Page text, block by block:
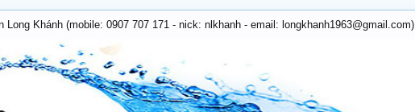
Long Khánh (mobile: 0907 707 171 - nick: nlkhanh - email: longkhanh1963@gmail.com)